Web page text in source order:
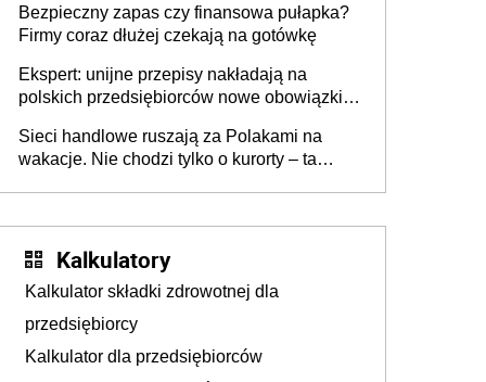
Bezpieczny zapas czy finansowa pułapka?
Firmy coraz dłużej czekają na gotówkę
Ekspert: unijne przepisy nakładają na
polskich przedsiębiorców nowe obowiązki w
Sieci handlowe ruszają za Polakami na
wakacje. Nie chodzi tylko o kurorty – ta
Kalkulatory
Kalkulator składki zdrowotnej dla
przedsiębiorcy
Kalkulator dla przedsiębiorców